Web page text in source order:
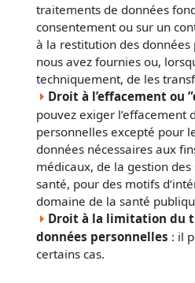
traitements de données
consentement ou sur un
à la restitution des
nous avez fournies ou,
techniquement, de les
Droit à l’effacement ou
pouvez exiger l’effacement
personnelles excepté pour
données nécessaires aux
médicaux, de la gestion des
santé, pour des motifs
domaine de la santé
Droit à la limitation du
données personnelles : il
certains cas.